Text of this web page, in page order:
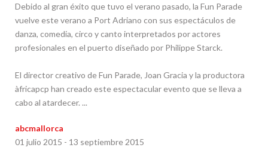
Debido al gran éxito que tuvo el verano pasado, la Fun Parade
vuelve este verano a Port Adriano con sus espectáculos de
danza, comedia, circo y canto interpretados por actores
profesionales en el puerto diseñado por Philippe Starck.
El director creativo de Fun Parade, Joan Gracia y la productora
àfricapcp han creado este espectacular evento que se lleva a
cabo al atardecer. ...
abcmallorca
01 julio 2015 - 13 septiembre 2015